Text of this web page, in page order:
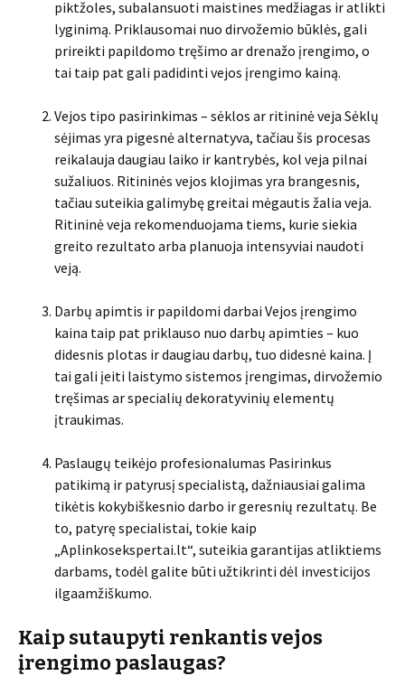
piktžoles, subalansuoti maistines medžiagas ir atlikti
lyginimą. Priklausomai nuo dirvožemio būklės, gali
prireikti papildomo tręšimo ar drenažo įrengimo, o
tai taip pat gali padidinti vejos įrengimo kainą.
Vejos tipo pasirinkimas – sėklos ar ritininė veja Sėklų
sėjimas yra pigesnė alternatyva, tačiau šis procesas
reikalauja daugiau laiko ir kantrybės, kol veja pilnai
sužaliuos. Ritininės vejos klojimas yra brangesnis,
tačiau suteikia galimybę greitai mėgautis žalia veja.
Ritininė veja rekomenduojama tiems, kurie siekia
greito rezultato arba planuoja intensyviai naudoti
veją.
Darbų apimtis ir papildomi darbai Vejos įrengimo
kaina taip pat priklauso nuo darbų apimties – kuo
didesnis plotas ir daugiau darbų, tuo didesnė kaina. Į
tai gali įeiti laistymo sistemos įrengimas, dirvožemio
tręšimas ar specialių dekoratyvinių elementų
įtraukimas.
Paslaugų teikėjo profesionalumas Pasirinkus
patikimą ir patyrusį specialistą, dažniausiai galima
tikėtis kokybiškesnio darbo ir geresnių rezultatų. Be
to, patyrę specialistai, tokie kaip
„Aplinkosekspertai.lt“, suteikia garantijas atliktiems
darbams, todėl galite būti užtikrinti dėl investicijos
ilgaamžiškumo.
Kaip sutaupyti renkantis vejos
įrengimo paslaugas?